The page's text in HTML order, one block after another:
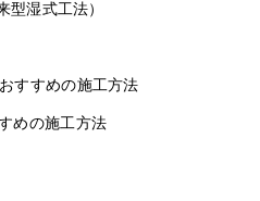
型湿式工法）
すすめの施工方法
めの施工方法